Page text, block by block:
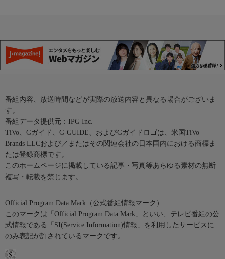
番組内容、放送時間などが実際の放送内容と異なる場合がございま
す。
番組データ提供元：IPG Inc.
TiVo、Gガイド、G-GUIDE、およびGガイドロゴは、米国TiVo
Brands LLCおよび／またはその関連会社の日本国内における商標ま
たは登録商標です。
このホームページに掲載している記事・写真等あらゆる素材の無断
複写・転載を禁じます。
Official Program Data Mark（公式番組情報マーク）
このマークは「Official Program Data Mark」といい、テレビ番組の公
式情報である「SI(Service Information)情報」を利用したサービスに
のみ表記が許されているマークです。